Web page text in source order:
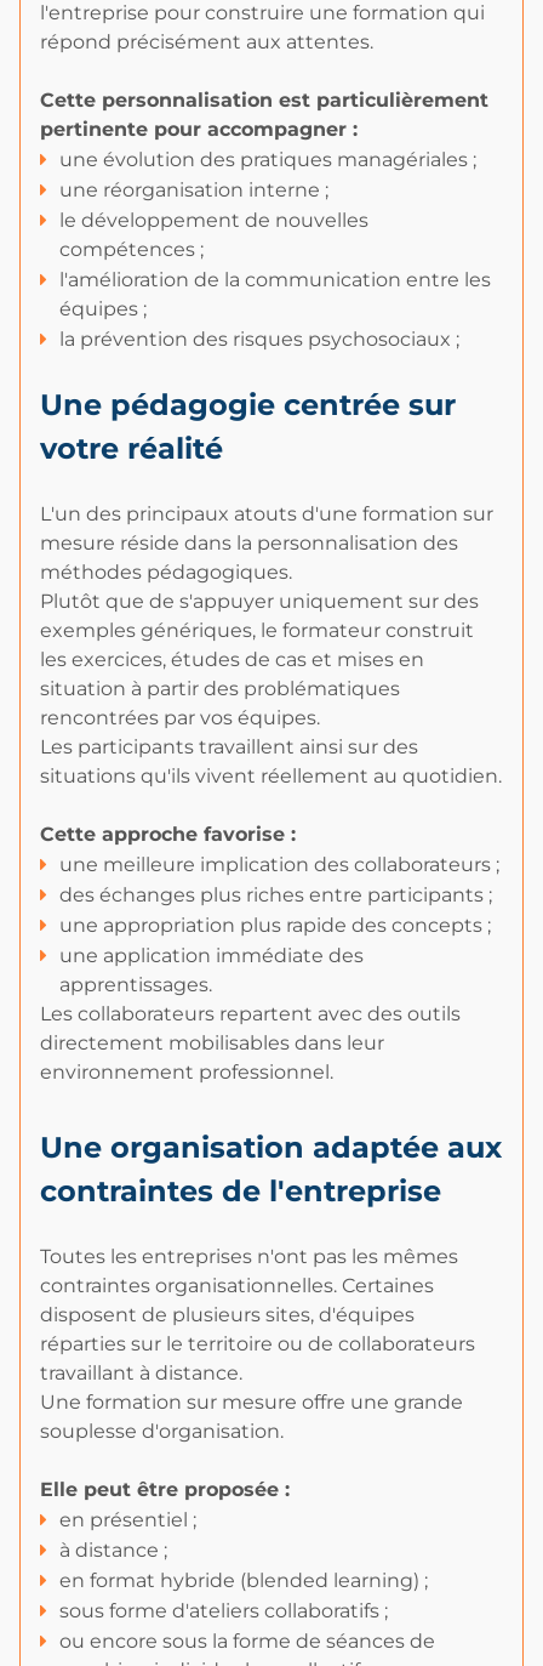
l'entreprise pour construire une formation qui
répond précisément aux attentes.
Cette personnalisation est particulièrement
pertinente pour accompagner :
une évolution des pratiques managériales ;
une réorganisation interne ;
le développement de nouvelles
compétences ;
l'amélioration de la communication entre les
équipes ;
la prévention des risques psychosociaux ;
Une pédagogie centrée sur
votre réalité
L'un des principaux atouts d'une formation sur
mesure réside dans la personnalisation des
méthodes pédagogiques.
Plutôt que de s'appuyer uniquement sur des
exemples génériques, le formateur construit
les exercices, études de cas et mises en
situation à partir des problématiques
rencontrées par vos équipes.
Les participants travaillent ainsi sur des
situations qu'ils vivent réellement au quotidien.
Cette approche favorise :
une meilleure implication des collaborateurs ;
des échanges plus riches entre participants ;
une appropriation plus rapide des concepts ;
une application immédiate des
apprentissages.
Les collaborateurs repartent avec des outils
directement mobilisables dans leur
environnement professionnel.
Une organisation adaptée aux
contraintes de l'entreprise
Toutes les entreprises n'ont pas les mêmes
contraintes organisationnelles. Certaines
disposent de plusieurs sites, d'équipes
réparties sur le territoire ou de collaborateurs
travaillant à distance.
Une formation sur mesure offre une grande
souplesse d'organisation.
Elle peut être proposée :
en présentiel ;
à distance ;
en format hybride (blended learning) ;
sous forme d'ateliers collaboratifs ;
ou encore sous la forme de séances de